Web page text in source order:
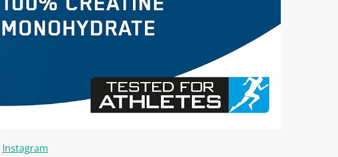
Instagram